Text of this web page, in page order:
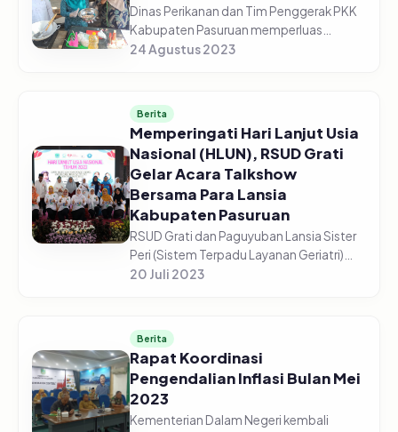
Dinas Perikanan dan Tim Penggerak PKK
Kabupaten Pasuruan memperluas
kampanye Gemarikan (Gerakan
Pasuruan pad...
24 Agustus 2023
Berita
Memperingati Hari Lanjut Usia
Nasional (HLUN), RSUD Grati
Gelar Acara Talkshow
Bersama Para Lansia
Kabupaten Pasuruan
RSUD Grati dan Paguyuban Lansia Sister
Peri (Sistem Terpadu Layanan Geriatri)
Bersama Tim Penggerak PKK Kabupaten
20 Juli 2023
Berita
Rapat Koordinasi
Pengendalian Inflasi Bulan Mei
2023
Kementerian Dalam Negeri kembali